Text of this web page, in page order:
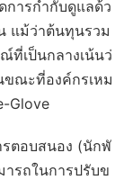
การกำกับดูแลด้ว
แม้ว่าต้นทุนรวม
ที่เป็นกลางเน้นว่
ขณะที่องค์กรเหม
Glove
ตอบสนอง (นักพั
ารถในการปรับข